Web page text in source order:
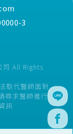
3
All Rights
取代醫師面對
尋求醫師進行
訊